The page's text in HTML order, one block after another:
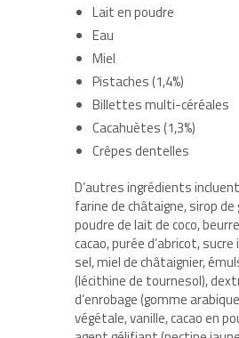
Lait en poudre
Eau
Miel
Pistaches (1,4%)
Billettes multi-céréales
Cacahuètes (1,3%)
Crêpes dentelles
D’autres ingrédients
farine de châtaigne, sirop de
poudre de lait de coco,
cacao, purée d’abricot,
sel, miel de châtaignier,
(lécithine de tournesol),
d’enrobage (gomme
végétale, vanille, cacao en